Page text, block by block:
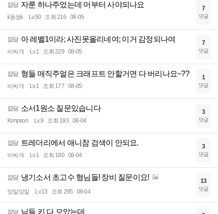
잡담 자룬 하나주었는데 머부터 사야되나요
ii동생ii Lv.50 조회 216 08-05
7
댓글
잡담 아 레벨1이라; 사진못올리네여; 이거 감정되나여
비싸개 Lv.1 조회 229 08-05
7
댓글
잡담 형들 매직주얼은 크래프트 안할거면 다 버리나요~??
비싸개 Lv.1 조회 177 08-05
1
댓글
잡담 소서1원소 질문있습니다
Kimpson Lv.9 조회 193 08-04
3
댓글
잡담 트레더리에서 애니참 검색이 안되요.
비싸개 Lv.1 조회 180 08-04
3
댓글
잡담 냉기소서 초고수 형님들! 장비 질문이요!
앙알앙알 Lv.13 조회 295 08-04
13
댓글
잡담 님들 키 다 모았는데